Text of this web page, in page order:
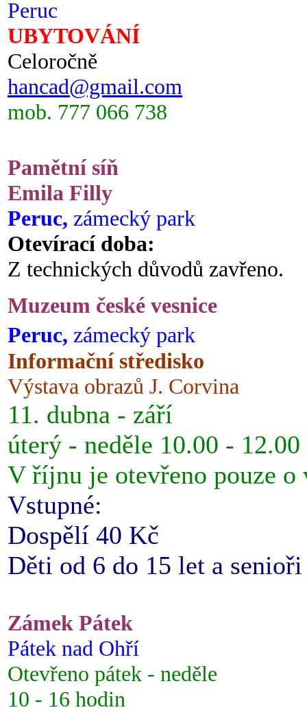
Peruc
UBYTOVÁNÍ
Celoročně
hancad@gmail.com
mob. 777 066 738
Pamětní síň
Emila Filly
Peruc, zámecký park
Otevírací doba:
Z technických důvodů zavřeno.
Muzeum české vesnice
Peruc, zámecký park
Informační středisko
Výstava obrazů J. Corvina
11. dubna - září
úterý - neděle 10.00 -
V říjnu je otevřeno pouze o
Vstupné:
Dospělí 40 Kč
Děti od 6 do 15 let a
Zámek Pátek
Pátek nad Ohří
Otevřeno pátek - neděle
10 - 16 hodin